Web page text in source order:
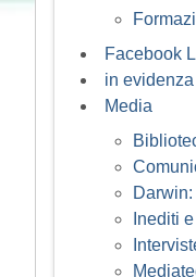
Facebook
in evidenza
Media
Inediti